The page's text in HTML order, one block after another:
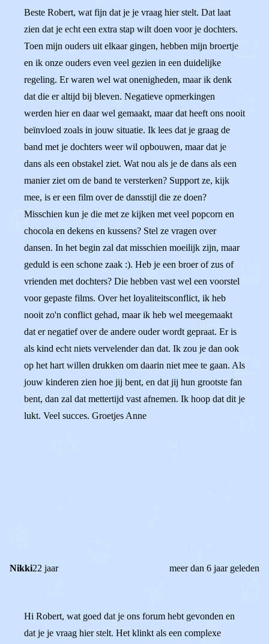
Beste Robert, wat fijn dat je je vraag hier stelt. Dat laat
zien dat je echt een extra stap wilt doen voor je dochters.
Toen mijn ouders uit elkaar gingen, hebben mijn broertje
en ik onze ouders even veel gezien in een duidelijke
regeling. Er waren wel wat onenigheden, maar ik denk
dat die er altijd bij bleven. Negatieve opmerkingen
werden hier en daar wel gemaakt, maar dat heeft ons nooit
beïnvloed zoals in jouw situatie. Ik lees dat je graag de
band met je dochters weer wil opbouwen, maar dat je
dans als een obstakel ziet. Wat nou als je de dans als een
manier ziet om de band te versterken? Support ze, kijk
mee, is er een film over de dansstijl die ze doen?
Misschien kun je die met ze kijken met veel popcorn en
chocola en dekens en kussens? Stel ze vragen over
dansen. In het begin zal dat misschien moeilijk zijn, maar
geduld is een schone zaak :). Heb je een broer of zus of
vrienden met dochters? Die hebben vast wel een voorstel
voor gepaste films. Over het loyaliteitsconflict, ik heb
nooit zo'n conflict gehad, maar ik heb wel meegemaakt
dat er negatief over de andere ouder wordt gepraat. Er is
als kind echt niets vervelender dan dat. Ik zou je dan ook
op het hart willen drukken om daarin niet mee te gaan. Als
jouw kinderen zien hoe jij bent, en dat jij hun grootste fan
bent, dan zal dat mettertijd vast afnemen. Ik hoop dat dit je
lukt. Veel succes. Groetjes Anne
Nikki22 jaar meer dan 6 jaar geleden
Hi Robert, wat goed dat je ons forum hebt gevonden en
dat je je vraag hier stelt. Het klinkt als een complexe